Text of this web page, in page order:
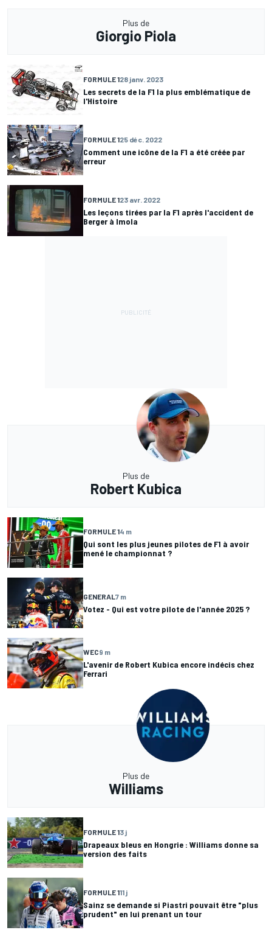
Plus de
Giorgio Piola
FORMULE 128 janv. 2023
Les secrets de la F1 la plus emblématique de
l'Histoire
FORMULE 125 déc. 2022
Comment une icône de la F1 a été créée par
erreur
FORMULE 123 avr. 2022
Les leçons tirées par la F1 après l'accident de
Berger à Imola
Plus de
Robert Kubica
FORMULE 14 m
Qui sont les plus jeunes pilotes de F1 à avoir
mené le championnat ?
GENERAL 7 m
Votez - Qui est votre pilote de l'année 2025 ?
WEC9 m
L'avenir de Robert Kubica encore indécis chez
Ferrari
Plus de
Williams
FORMULE 13 j
Drapeaux bleus en Hongrie : Williams donne sa
version des faits
FORMULE 111 j
Sainz se demande si Piastri pouvait être "plus
prudent" en lui prenant un tour